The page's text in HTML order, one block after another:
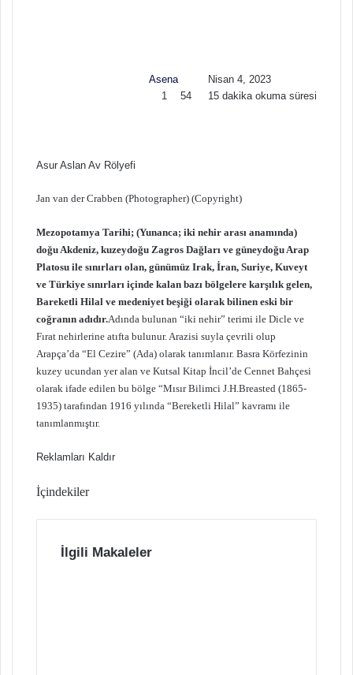
Asena
o
s
d
r
e
k
Nisan 4, 2023
1
54 15 dakika okuma süresi
Asur Aslan Av Rölyefi
Jan van der Crabben (Photographer) (Copyright)
Mezopotamya Tarihi; (Yunanca; iki nehir arası anamında)
doğu Akdeniz, kuzeydoğu Zagros Dağları ve güneydoğu Arap
Platosu ile sınırları olan, günümüz Irak, İran, Suriye, Kuveyt
ve Türkiye sınırları içinde kalan bazı bölgelere karşılık gelen,
Bareketli Hilal ve medeniyet beşiği olarak bilinen eski bir
coğranın adıdır.Adında bulunan “iki nehir” terimi ile Dicle ve
Fırat nehirlerine atıfta bulunur. Arazisi suyla çevrili olup
Arapça’da “El Cezire” (Ada) olarak tanımlanır. Basra Körfezinin
kuzey ucundan yer alan ve Kutsal Kitap İncil’de Cennet Bahçesi
olarak ifade edilen bu bölge “Mısır Bilimci J.H.Breasted (1865-
1935) tarafından 1916 yılında “Bereketli Hilal” kavramı ile
tanımlanmıştır.
Reklamları Kaldır
İçindekiler
İlgili Makaleler